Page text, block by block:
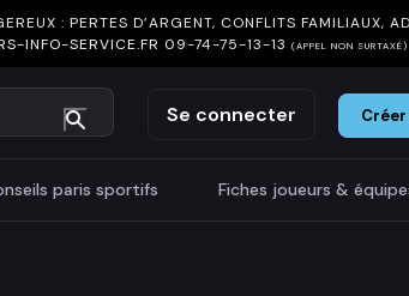
: PERTES D’ARGENT, CONFLITS FAMILIAUX,
INFO-SERVICE.FR 09-74-75-13-13 (APPEL NON SURTAXÉ)
Se connecter
paris sportifs Fiches joueurs &